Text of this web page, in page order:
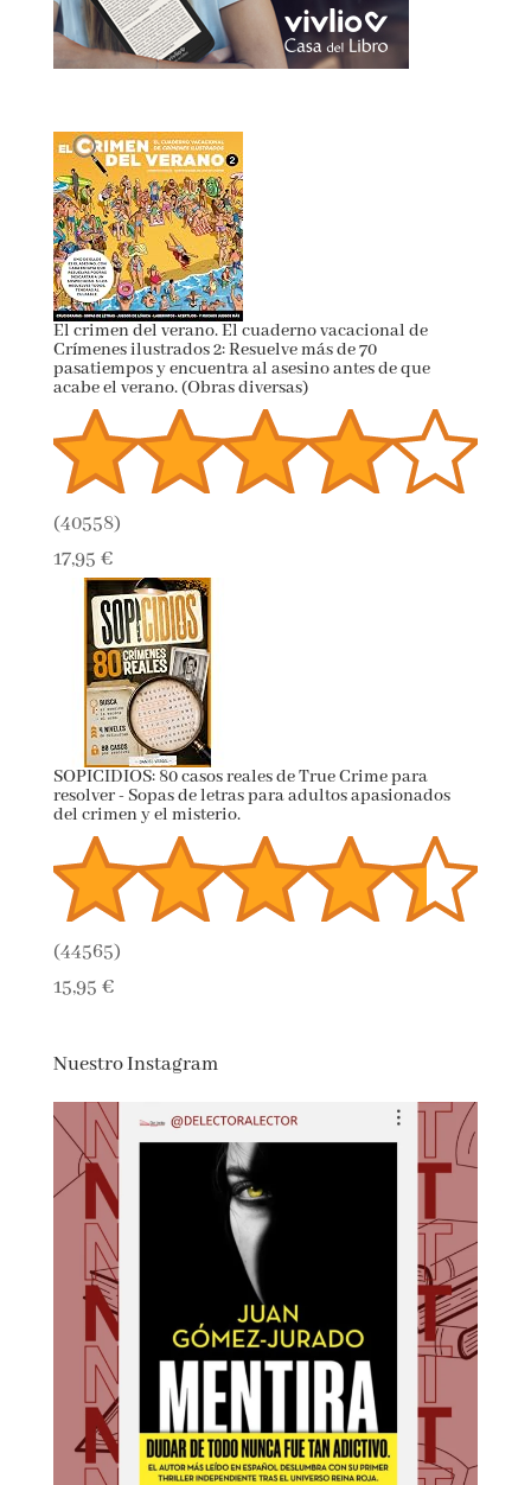
El crimen del verano. El cuaderno vacacional de
Crímenes ilustrados 2: Resuelve más de 70
pasatiempos y encuentra al asesino antes de que
acabe el verano. (Obras diversas)
40558 )
SOPICIDIOS: 80 casos reales de True Crime para
resolver - Sopas de letras para adultos apasionados
del crimen y el misterio.
15,95 €